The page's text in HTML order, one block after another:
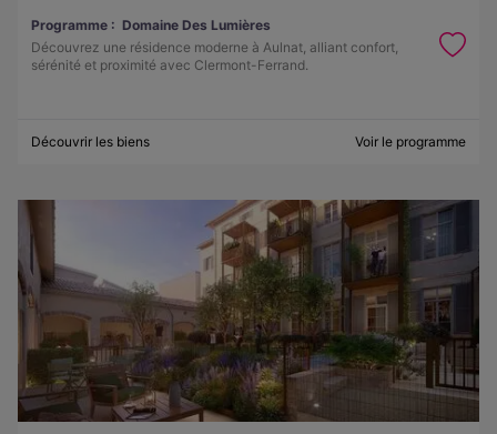
Programme : Domaine Des Lumières
Découvrez une résidence moderne à Aulnat, alliant confort,
sérénité et proximité avec Clermont-Ferrand.
Découvrir les biens Voir le programme